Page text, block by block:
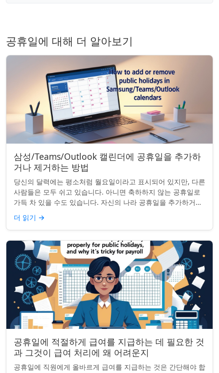
공휴일에 대해 더 알아보기
삼성/Teams/Outlook 캘린더에 공휴일을 추가하
거나 제거하는 방법
당신의 달력에는 평소처럼 월요일이라고 표시되어 있지만, 다른
사람들은 모두 쉬고 있습니다. 아니면 축하하지 않는 공휴일로
가득 차 있을 수도 있습니다. 자신의 나라 공휴일을 추가하거나
원하지 않는 공휴일을 정리하려는...
더 읽기 →
공휴일에 적절하게 급여를 지급하는 데 필요한 것
과 그것이 급여 처리에 왜 어려운지
공휴일에 직원에게 올바르게 급여를 지급하는 것은 간단해야 합